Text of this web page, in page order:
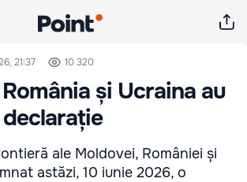
21:37 10 320
și Ucraina au
ale Moldovei, României și
astăzi, 10 iunie 2026, o